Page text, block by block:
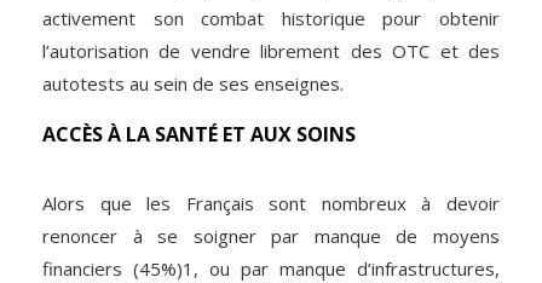
activement son combat historique pour obtenir
l’autorisation de vendre librement des OTC et des
autotests au sein de ses enseignes.
ACCÈS À LA SANTÉ ET AUX SOINS
Alors que les Français sont nombreux à devoir
renoncer à se soigner par manque de moyens
financiers (45%)1 , ou par manque d’infrastructures,